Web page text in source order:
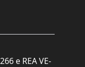
e REA VE-